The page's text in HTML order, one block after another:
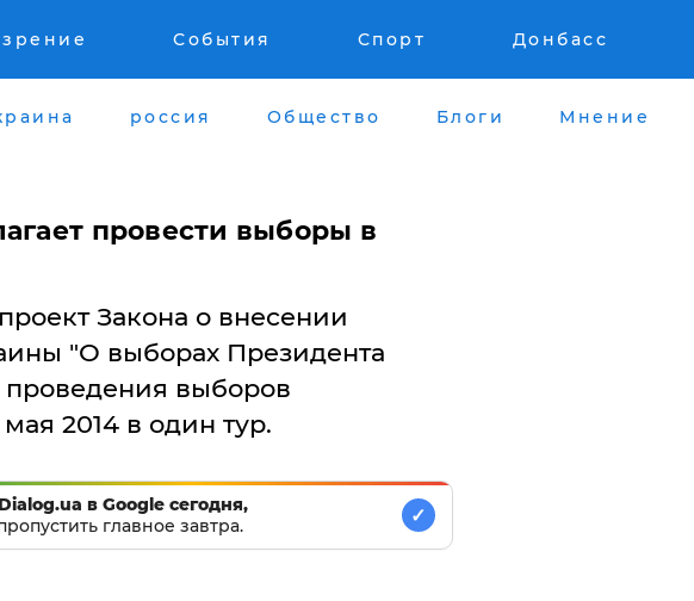
События Спорт Донбасс
россия Общество Блоги Мнение
провести выборы в
Закона о внесении
"О выборах Президента
проведения выборов
2014 в один тур.
в Google сегодня,
главное завтра.
✓